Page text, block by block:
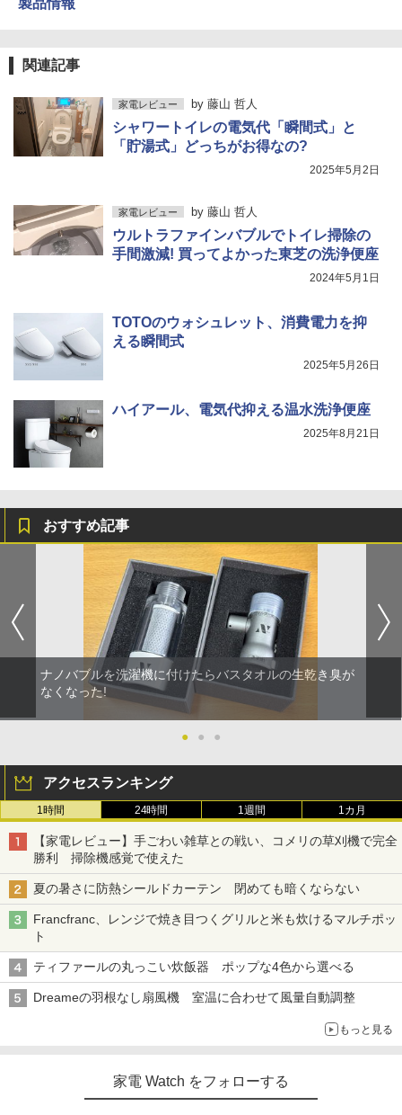
関連記事
家電レビュー by 藤山 哲人
シャワートイレの電気代「瞬間式」と
「貯湯式」どっちがお得なの?
2025年5月2日
家電レビュー by 藤山 哲人
ウルトラファインバブルでトイレ掃除の
手間激減! 買ってよかった東芝の洗浄便座
2024年5月1日
TOTOのウォシュレット、消費電力を抑
える瞬間式
2025年5月26日
ハイアール、電気代抑える温水洗浄便座
2025年8月21日
おすすめ記事
ナノバブルを洗濯機に付けたらバスタオルの生乾き臭が
なくなった!
● ● ●
アクセスランキング
1時間 24時間 1週間 1カ月
【家電レビュー】手ごわい雑草との戦い、コメリの草刈機で完全
勝利 掃除機感覚で使えた
夏の暑さに防熱シールドカーテン 閉めても暗くならない
Francfranc、レンジで焼き目つくグリルと米も炊けるマルチポッ
ト
ティファールの丸っこい炊飯器 ポップな4色から選べる
Dreameの羽根なし扇風機 室温に合わせて風量自動調整
もっと見る
家電 Watch をフォローする